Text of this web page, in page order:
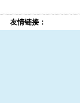
友情链接：